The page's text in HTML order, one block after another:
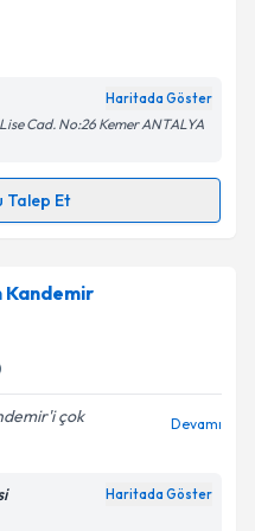
ile bilgilendireceğiz.
ilişkinAydınlatma
verilerimin belirtilen
ediyorum.
Gönder
Haritada Göster
Cad. No:26 Kemer ANTALYA
Talep Et
takvimi talebi
randevu almanız için bir
ile bilgilendireceğiz.
ilişkin
Aydınlatma
Kandemir
çok
Devamı
Haritada Göster